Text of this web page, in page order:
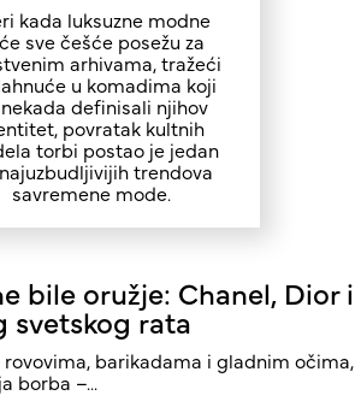
kada luksuzne modne
sve češće posežu za
arhivama, tražeći
u komadima koji
definisali njihov
povratak kultnih
torbi postao je jedan
trendova
savremene mode.
bile oružje: Chanel, Dior i
svetskog rata
barikadama i gladnim očima,
borba –...